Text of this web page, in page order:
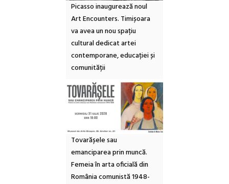
Picasso inaugurează noul
Art Encounters. Timișoara
va avea un nou spațiu
cultural dedicat artei
contemporane, educației și
comunității
Tovarășele sau
emanciparea prin muncă.
Femeia în arta oficială din
România comunistă 1948-